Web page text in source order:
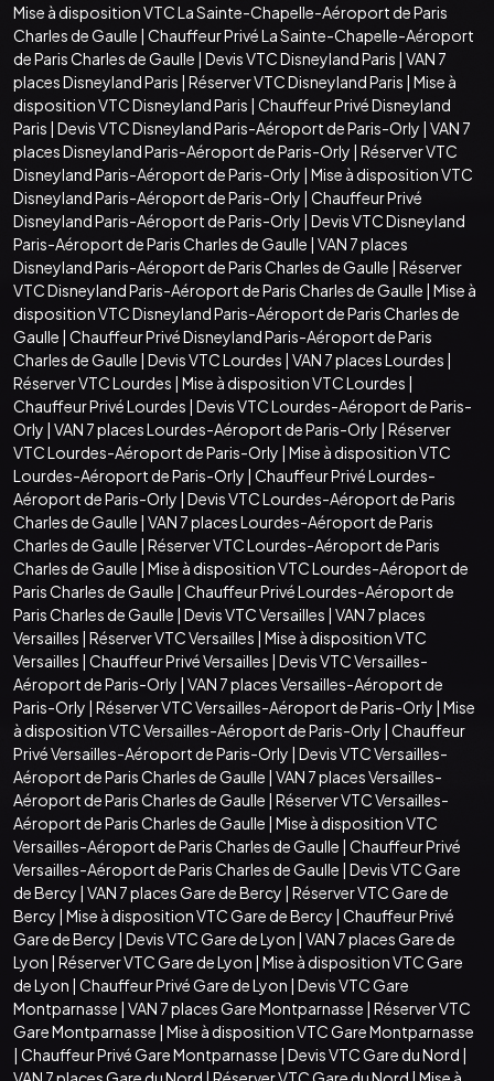
Mise à disposition VTC La Sainte-Chapelle-Aéroport de Paris
Charles de Gaulle | Chauffeur Privé La Sainte-Chapelle-Aéroport
de Paris Charles de Gaulle | Devis VTC Disneyland Paris | VAN 7
places Disneyland Paris | Réserver VTC Disneyland Paris | Mise à
disposition VTC Disneyland Paris | Chauffeur Privé Disneyland
Paris | Devis VTC Disneyland Paris-Aéroport de Paris-Orly | VAN 7
places Disneyland Paris-Aéroport de Paris-Orly | Réserver VTC
Disneyland Paris-Aéroport de Paris-Orly | Mise à disposition VTC
Disneyland Paris-Aéroport de Paris-Orly | Chauffeur Privé
Disneyland Paris-Aéroport de Paris-Orly | Devis VTC Disneyland
Paris-Aéroport de Paris Charles de Gaulle | VAN 7 places
Disneyland Paris-Aéroport de Paris Charles de Gaulle | Réserver
VTC Disneyland Paris-Aéroport de Paris Charles de Gaulle | Mise à
disposition VTC Disneyland Paris-Aéroport de Paris Charles de
Gaulle | Chauffeur Privé Disneyland Paris-Aéroport de Paris
Charles de Gaulle | Devis VTC Lourdes | VAN 7 places Lourdes |
Réserver VTC Lourdes | Mise à disposition VTC Lourdes |
Chauffeur Privé Lourdes | Devis VTC Lourdes-Aéroport de Paris-
Orly | VAN 7 places Lourdes-Aéroport de Paris-Orly | Réserver
VTC Lourdes-Aéroport de Paris-Orly | Mise à disposition VTC
Lourdes-Aéroport de Paris-Orly | Chauffeur Privé Lourdes-
Aéroport de Paris-Orly | Devis VTC Lourdes-Aéroport de Paris
Charles de Gaulle | VAN 7 places Lourdes-Aéroport de Paris
Charles de Gaulle | Réserver VTC Lourdes-Aéroport de Paris
Charles de Gaulle | Mise à disposition VTC Lourdes-Aéroport de
Paris Charles de Gaulle | Chauffeur Privé Lourdes-Aéroport de
Paris Charles de Gaulle | Devis VTC Versailles | VAN 7 places
Versailles | Réserver VTC Versailles | Mise à disposition VTC
Versailles | Chauffeur Privé Versailles | Devis VTC Versailles-
Aéroport de Paris-Orly | VAN 7 places Versailles-Aéroport de
Paris-Orly | Réserver VTC Versailles-Aéroport de Paris-Orly | Mise
à disposition VTC Versailles-Aéroport de Paris-Orly | Chauffeur
Privé Versailles-Aéroport de Paris-Orly | Devis VTC Versailles-
Aéroport de Paris Charles de Gaulle | VAN 7 places Versailles-
Aéroport de Paris Charles de Gaulle | Réserver VTC Versailles-
Aéroport de Paris Charles de Gaulle | Mise à disposition VTC
Versailles-Aéroport de Paris Charles de Gaulle | Chauffeur Privé
Versailles-Aéroport de Paris Charles de Gaulle | Devis VTC Gare
de Bercy | VAN 7 places Gare de Bercy | Réserver VTC Gare de
Bercy | Mise à disposition VTC Gare de Bercy | Chauffeur Privé
Gare de Bercy | Devis VTC Gare de Lyon | VAN 7 places Gare de
Lyon | Réserver VTC Gare de Lyon | Mise à disposition VTC Gare
de Lyon | Chauffeur Privé Gare de Lyon | Devis VTC Gare
Montparnasse | VAN 7 places Gare Montparnasse | Réserver VTC
Gare Montparnasse | Mise à disposition VTC Gare Montparnasse
| Chauffeur Privé Gare Montparnasse | Devis VTC Gare du Nord |